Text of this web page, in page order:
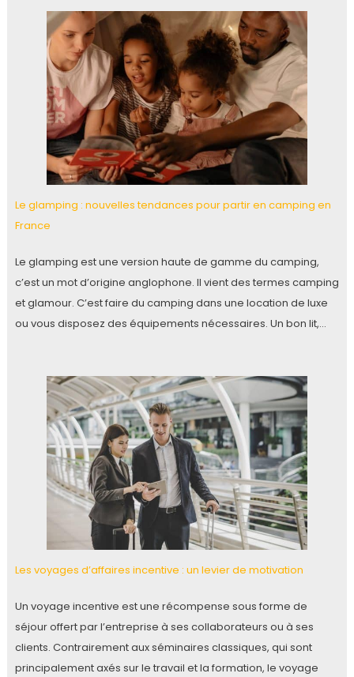
Le glamping : nouvelles tendances pour partir en camping en
France
Le glamping est une version haute de gamme du camping,
c’est un mot d’origine anglophone. Il vient des termes camping
et glamour. C’est faire du camping dans une location de luxe
ou vous disposez des équipements nécessaires. Un bon lit,…
Les voyages d’affaires incentive : un levier de motivation
Un voyage incentive est une récompense sous forme de
séjour offert par l’entreprise à ses collaborateurs ou à ses
clients. Contrairement aux séminaires classiques, qui sont
principalement axés sur le travail et la formation, le voyage